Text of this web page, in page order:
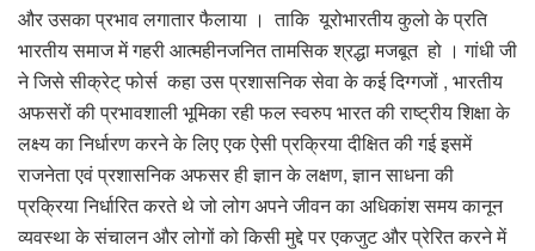
और उसका प्रभाव लगातार फैलाया । ताकि यूरोभारतीय कुलो के प्रति
भारतीय समाज में गहरी आत्महीनजनित तामसिक श्रद्धा मजबूत हो । गांधी जी
ने जिसे सीक्रेट् फोर्स कहा उस प्रशासनिक सेवा के कई दिग्गजों , भारतीय
अफसरों की प्रभावशाली भूमिका रही फल स्वरुप भारत की राष्ट्रीय शिक्षा के
लक्ष्य का निर्धारण करने के लिए एक ऐसी प्रक्रिया दीक्षित की गई इसमें
राजनेता एवं प्रशासनिक अफसर ही ज्ञान के लक्षण, ज्ञान साधना की
प्रक्रिया निर्धारित करते थे जो लोग अपने जीवन का अधिकांश समय कानून
व्यवस्था के संचालन और लोगों को किसी मुद्दे पर एकजुट और प्रेरित करने में